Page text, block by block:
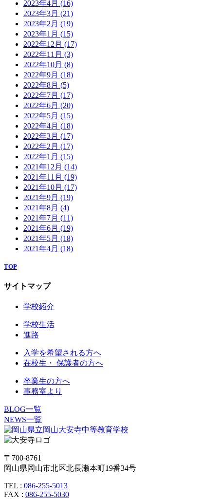
2023年4月 (16)
2023年3月 (21)
2023年2月 (19)
2023年1月 (15)
2022年12月 (17)
2022年11月 (3)
2022年10月 (8)
2022年9月 (18)
2022年8月 (5)
2022年7月 (17)
2022年6月 (20)
2022年5月 (15)
2022年4月 (18)
2022年3月 (17)
2022年2月 (17)
2022年1月 (15)
2021年12月 (14)
2021年11月 (19)
2021年10月 (17)
2021年9月 (19)
2021年8月 (4)
2021年7月 (11)
2021年6月 (19)
2021年5月 (18)
2021年4月 (18)
TOP
サイトマップ
学校紹介
学校生活
進路
入学を希望される方へ
在校生・ 保護者の方へ
卒業生の方へ
事務室より
BLOG一覧
NEWS一覧
〒700-8761
岡山県岡山市北区北長瀬本町19番34号
TEL : 086-255-5013
FAX : 086-255-5030